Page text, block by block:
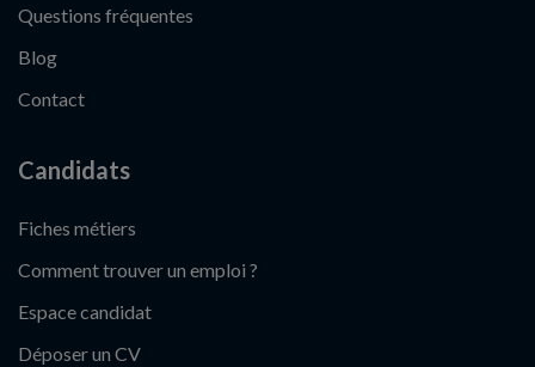
Questions fréquentes
Blog
Contact
Candidats
Fiches métiers
Comment trouver un emploi ?
Espace candidat
Déposer un CV